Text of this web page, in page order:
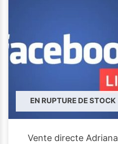
EN RUPTURE DE STOCK
Vente directe Adriana